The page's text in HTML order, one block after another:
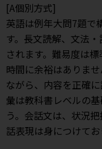
[A個別方式]
英語は例年大問7題で
す。長文読解、文法
されます。難易度は
時間に余裕はありま
ながら、内容を正確
彙は教科書レベルの
う。会話文は、状況
話表現は身につけてお